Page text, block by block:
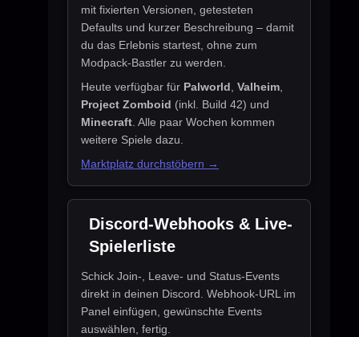
mit fixierten Versionen, getesteten
Defaults und kurzer Beschreibung – damit
du das Erlebnis startest, ohne zum
Modpack-Bastler zu werden.
Heute verfügbar für Palworld, Valheim,
Project Zomboid (inkl. Build 42) und
Minecraft. Alle paar Wochen kommen
weitere Spiele dazu.
Marktplatz durchstöbern →
Discord-Webhooks & Live-
Spielerliste
Schick Join-, Leave- und Status-Events
direkt in deinen Discord. Webhook-URL im
Panel einfügen, gewünschte Events
auswählen, fertig.